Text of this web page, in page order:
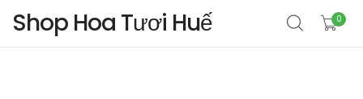
Shop Hoa Tươi Huế 0